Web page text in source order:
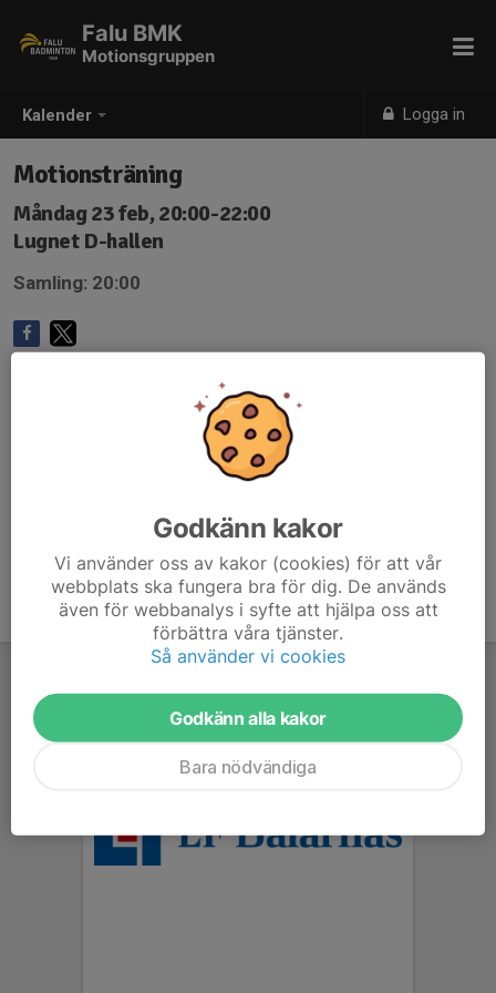
Kalender Logga in
Falu BMK
Motionsgruppen
Motionsträning
Måndag 23 feb, 20:00-22:00
Lugnet D-hallen
Samling: 20:00
Godkänn kakor
Vi använder oss av kakor (cookies) för att vår
webbplats ska fungera bra för dig. De används
även för webbanalys i syfte att hjälpa oss att
förbättra våra tjänster.
Så använder vi cookies
Godkänn alla kakor
Bara nödvändiga